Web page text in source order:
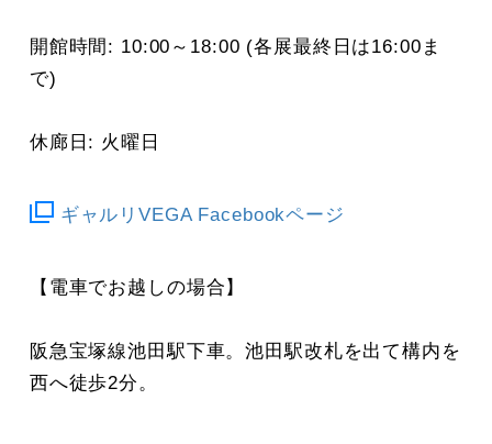
開館時間: 10:00～18:00 (各展最終日は16:00ま
で)
休廊日: 火曜日
ギャルリVEGA Facebookページ
【電車でお越しの場合】
阪急宝塚線池田駅下車。池田駅改札を出て構内を
西へ徒歩2分。